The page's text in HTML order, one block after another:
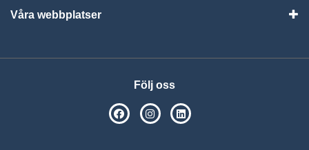
Våra webbplatser
Följ oss
SPSM på Facebook
SPSM på Instagram